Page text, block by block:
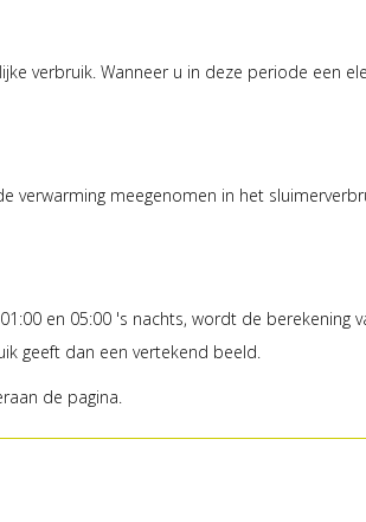
verbruik. Wanneer u in deze periode een
meegenomen in het
en 05:00 's nachts, wordt de berekening
geeft dan een vertekend beeld.
de pagina.